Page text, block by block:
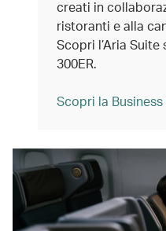
creati in
ristoranti e alla
Scopri l’Aria
300ER.
Scopri la Business